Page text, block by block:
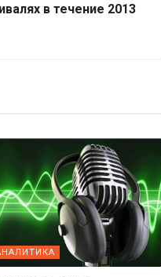
в течение 2013